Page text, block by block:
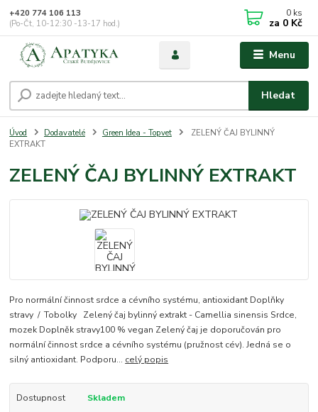
Menu
Hledat
+420 774 106 113
(Po-Čt, 10-12:30 -13-17 hod.)
0 ks
za 0 Kč
Úvod Dodavatelé Green Idea - Topvet
ZELENÝ ČAJ BYLINNÝ
EXTRAKT
ZELENÝ ČAJ BYLINNÝ EXTRAKT
Pro normální činnost srdce a cévního systému, antioxidant Doplňky
stravy / Tobolky Zelený čaj bylinný extrakt - Camellia sinensis Srdce,
mozek Doplněk stravy ​100 % vegan Zelený čaj je doporučován pro
normální činnost srdce a cévního systému (pružnost cév). Jedná se o
silný antioxidant. Podporu... celý popis
Dostupnost Skladem